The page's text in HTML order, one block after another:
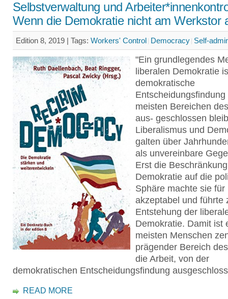
Selbstverwaltung und
Wenn die Demokratie nicht am Werkstor
Edition 8, 2019 | Tags: Workers' Control Democracy Self-
"Ein grundlegendes
liberalen Demokratie
demokratische
Entscheidungsfindung
meisten Bereichen
aus- geschlossen
Liberalismus und
galten über
als unvereinbare
Erst die
Demokratie auf die
Sphäre machte sie für
akzeptabel und führte
Entstehung der
Demokratie. Damit ist
meisten Menschen
prägender Bereich
die Arbeit, von der
demokratischen Entscheidungsfindung
READ MORE